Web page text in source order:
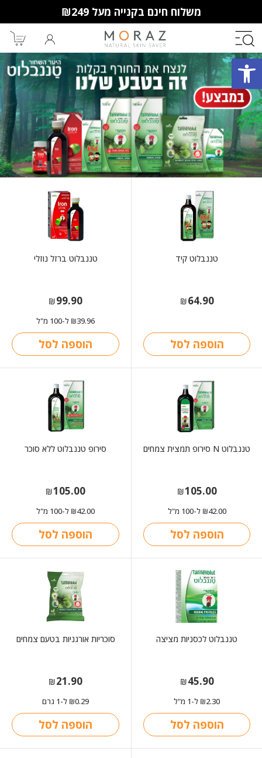
פתח סרגל נגישות
משלוח חינם בקנייה מעל ₪249
חברי מועדון מורז נהנים יותר!
10% הנחה לקנייה ראשונה
מבצעים שווים
וצבירת נקודות למימוש בקניות
הבאות.
טננבלוט קיד
₪64.90
הוספה לסל
טננבלוט ברזל נוזלי
₪99.90
₪39.96 ל-100 מ"ל
הוספה לסל
טננבלוט N סירופ תמצית צמחים
₪105.00
₪42.00 ל-100 מ"ל
הוספה לסל
סירופ טננבלוט ללא סוכר
₪105.00
₪42.00 ל-100 מ"ל
הוספה לסל
טננבלוט לכסניות מציצה
₪45.90
₪2.30 ל-1 מ"ל
הוספה לסל
סוכריות אורגניות בטעם צמחים
₪21.90
₪0.29 ל-1 גרם
הוספה לסל